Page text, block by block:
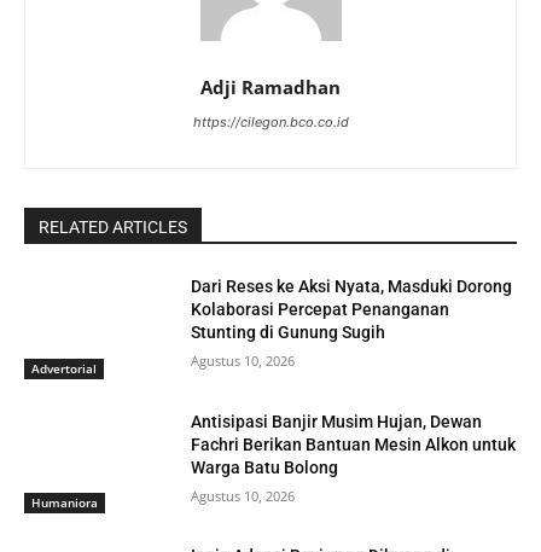
Adji Ramadhan
https://cilegon.bco.co.id
RELATED ARTICLES
Advertorial
Dari Reses ke Aksi Nyata, Masduki Dorong
Kolaborasi Percepat Penanganan
Stunting di Gunung Sugih
Agustus 10, 2026
Humaniora
Antisipasi Banjir Musim Hujan, Dewan
Fachri Berikan Bantuan Mesin Alkon untuk
Warga Batu Bolong
Agustus 10, 2026